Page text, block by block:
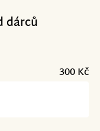
dárců
300 Kč